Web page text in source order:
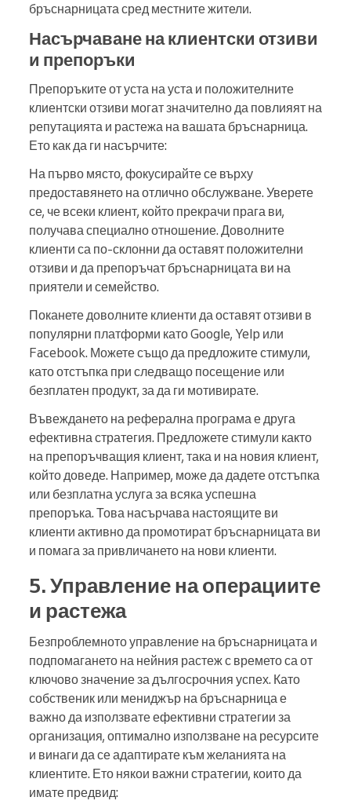
бръснарницата сред местните жители.
Насърчаване на клиентски отзиви
и препоръки
Препоръките от уста на уста и положителните
клиентски отзиви могат значително да повлияят на
репутацията и растежа на вашата бръснарница.
Ето как да ги насърчите:
На първо място, фокусирайте се върху
предоставянето на отлично обслужване. Уверете
се, че всеки клиент, който прекрачи прага ви,
получава специално отношение. Доволните
клиенти са по-склонни да оставят положителни
отзиви и да препоръчат бръснарницата ви на
приятели и семейство.
Поканете доволните клиенти да оставят отзиви в
популярни платформи като Google, Yelp или
Facebook. Можете също да предложите стимули,
като отстъпка при следващо посещение или
безплатен продукт, за да ги мотивирате.
Въвеждането на реферална програма е друга
ефективна стратегия. Предложете стимули както
на препоръчващия клиент, така и на новия клиент,
който доведе. Например, може да дадете отстъпка
или безплатна услуга за всяка успешна
препоръка. Това насърчава настоящите ви
клиенти активно да промотират бръснарницата ви
и помага за привличането на нови клиенти.
5. Управление на операциите
и растежа
Безпроблемното управление на бръснарницата и
подпомагането на нейния растеж с времето са от
ключово значение за дългосрочния успех. Като
собственик или мениджър на бръснарница е
важно да използвате ефективни стратегии за
организация, оптимално използване на ресурсите
и винаги да се адаптирате към желанията на
клиентите. Ето някои важни стратегии, които да
имате предвид: